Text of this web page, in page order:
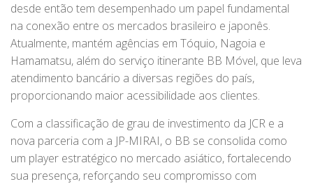
desde então tem desempenhado um papel fundamental
na conexão entre os mercados brasileiro e japonês.
Atualmente, mantém agências em Tóquio, Nagoia e
Hamamatsu, além do serviço itinerante BB Móvel, que leva
atendimento bancário a diversas regiões do país,
proporcionando maior acessibilidade aos clientes.
Com a classificação de grau de investimento da JCR e a
nova parceria com a JP-MIRAI, o BB se consolida como
um player estratégico no mercado asiático, fortalecendo
sua presença, reforçando seu compromisso com